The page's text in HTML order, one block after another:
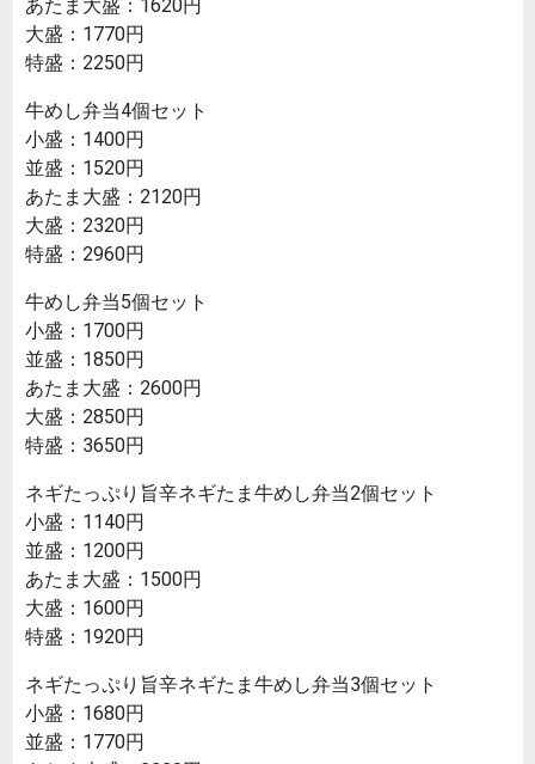
大盛：1770円
特盛：2250円
牛めし弁当4個セット
小盛：1400円
並盛：1520円
あたま大盛：2120円
大盛：2320円
特盛：2960円
牛めし弁当5個セット
小盛：1700円
並盛：1850円
あたま大盛：2600円
大盛：2850円
特盛：3650円
ネギたっぷり旨辛ネギたま牛めし弁当2個セット
小盛：1140円
並盛：1200円
あたま大盛：1500円
大盛：1600円
特盛：1920円
ネギたっぷり旨辛ネギたま牛めし弁当3個セット
小盛：1680円
並盛：1770円